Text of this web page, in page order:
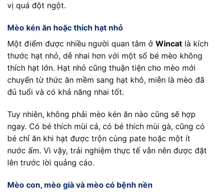
vị quá đột ngột.
Mèo kén ăn hoặc thích hạt nhỏ
Một điểm được nhiều người quan tâm ở Wincat là kích
thước hạt nhỏ, dễ nhai hơn với một số bé mèo không
thích hạt lớn. Hạt nhỏ cũng thuận tiện cho mèo mới
chuyển từ thức ăn mềm sang hạt khô, miễn là mèo đã
đủ tuổi và có khả năng nhai tốt.
Tuy nhiên, không phải mèo kén ăn nào cũng sẽ hợp
ngay. Có bé thích mùi cá, có bé thích mùi gà, cũng có
bé chỉ ăn khi hạt được trộn cùng pate hoặc một ít
nước ấm. Vì vậy, trải nghiệm thực tế vẫn nên được đặt
lên trước lời quảng cáo.
Mèo con, mèo già và mèo có bệnh nền